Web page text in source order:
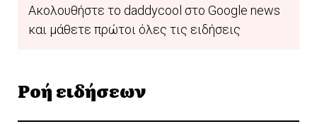
Ακολουθήστε το daddycool στο Google news
και μάθετε πρώτοι όλες τις ειδήσεις
Ροή ειδήσεων